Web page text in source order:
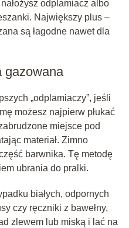
odplamiacz albo
Największy plus –
są łagodne nawet dla
gazowana
„odplamiaczy”, jeśli
możesz najpierw płukać
miejsce pod
materiał. Zimno
barwnika. Tę metodę
ubrania do pralki.
białych, odpornych
czy ręczniki z bawełny,
zlewem lub miską i lać na